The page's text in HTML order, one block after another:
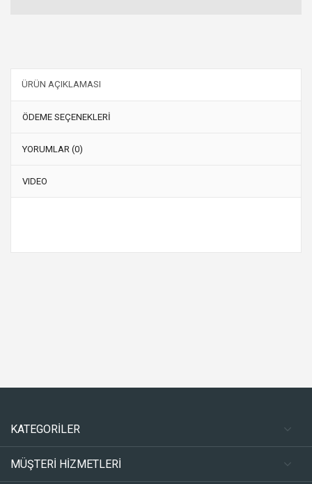
ÜRÜN AÇIKLAMASI
ÖDEME SEÇENEKLERİ
YORUMLAR (0)
VIDEO
KATEGORİLER
MÜŞTERİ HİZMETLERİ